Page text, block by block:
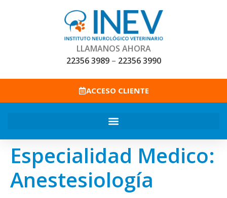
LLAMANOS AHORA
22356 3989– 22356 3990
ACCESO CLIENTE
Especialidad Medico:
Anestesiología